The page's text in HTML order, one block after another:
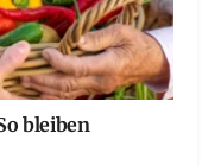
bleiben